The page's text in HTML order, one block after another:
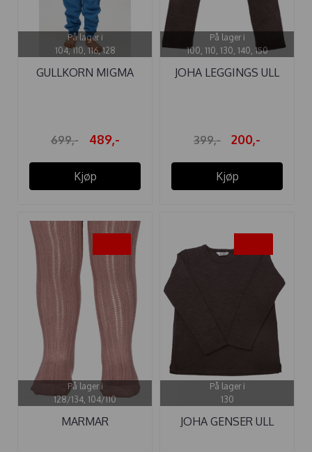
På lager i
104, 110, 116, 128
GULLKORN MIGMA
699,- 489,-
Kjøp
På lager i
100, 110, 130, 140, 150
JOHA LEGGINGS ULL
399,- 200,-
Kjøp
På lager i
128/134, 104/110
MARMAR
På lager i
130
JOHA GENSER ULL